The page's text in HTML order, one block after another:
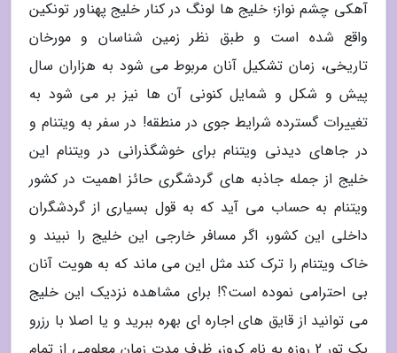
آهکی چشم نواز؛ خلیج ها لونگ در کنار خلیج پهناور تونکین
واقع شده است و طبق نظر زمین شناسان و مورخان
تاریخی، زمان تشکیل آنان مربوط می شود به هزاران سال
پیش و شکل و شمایل کنونی آن ها نیز بر می شود به
تغییرات گسترده شرایط جوی در منطقه! در سفر به ویتنام و
در جاهای دیدنی ویتنام برای خوشگذرانی در ویتنام این
خلیج از جمله جاذبه های گردشگری حائز اهمیت در کشور
ویتنام به حساب می آید که به قول بسیاری از گردشگران
داخلی این کشور، اگر مسافر خارجی این خلیج را نبیند و
خاک ویتنام را ترک کند مثل این می ماند که به هویت آنان
بی احترامی نموده است؟! برای مشاهده نزدیک این خلیج
می توانید از قایق های اجاره ای بهره ببرید و یا اصلا با رزرو